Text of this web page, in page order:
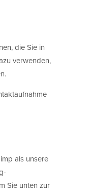
die Sie in
verwenden,
als unsere
Sie unten zur